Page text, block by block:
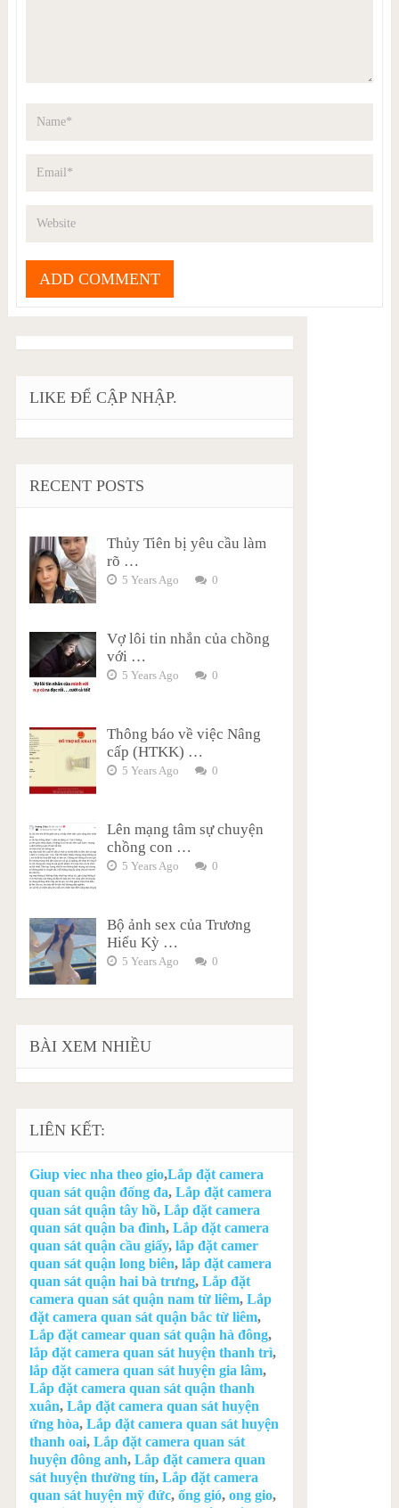
LIKE ĐỂ CẬP NHẬP.
RECENT POSTS
Thủy Tiên bị yêu cầu làm
rõ …
5 Years Ago 0
Vợ lôi tin nhắn của chồng
với …
5 Years Ago 0
Thông báo về việc Nâng
cấp (HTKK) …
5 Years Ago 0
Lên mạng tâm sự chuyện
chồng con …
5 Years Ago 0
Bộ ảnh sex của Trương
Hiểu Kỳ …
5 Years Ago 0
BÀI XEM NHIỀU
LIÊN KẾT:
Giup viec nha theo gio,Lắp đặt camera
quan sát quận đống đa, Lắp đặt camera
quan sát quận tây hồ, Lắp đặt camera
quan sát quận ba đình, Lắp đặt camera
quan sát quận cầu giấy, lắp đặt camer
quan sát quận long biên, lắp đặt camera
quan sát quận hai bà trưng, Lắp đặt
camera quan sát quận nam từ liêm, Lắp
đặt camera quan sát quận bắc từ liêm,
Lắp đặt camear quan sát quận hà đông,
lắp đặt camera quan sát huyện thanh trì,
lắp đặt camera quan sát huyện gia lâm,
Lắp đặt camera quan sát quận thanh
xuân, Lắp đặt camera quan sát huyện
ứng hòa, Lắp đặt camera quan sát huyện
thanh oai, Lắp đặt camera quan sát
huyện đông anh, Lắp đặt camera quan
sát huyện thường tín, Lắp đặt camera
quan sát huyện mỹ đức, ống gió, ong gio,